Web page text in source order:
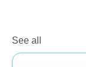
See all